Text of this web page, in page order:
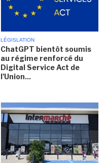
LÉGISLATION
ChatGPT bientôt soumis
au régime renforcé du
Digital Service Act de
l'Union...